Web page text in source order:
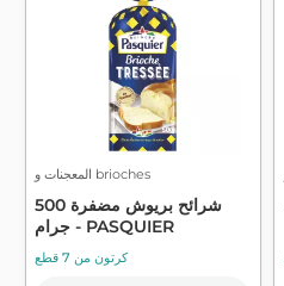
المعجنات و brioches
شرائح بريوش مضفرة 500
جرام - PASQUIER
كرتون من 7 قطع